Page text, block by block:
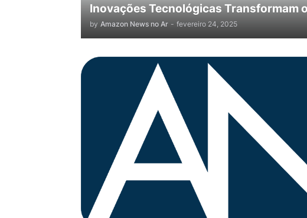
Inovações Tecnológicas Transformam
by Amazon News no Ar - fevereiro 24, 2025